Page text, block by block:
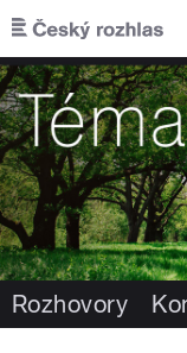
Přejít k hlavnímu
Rozhovory